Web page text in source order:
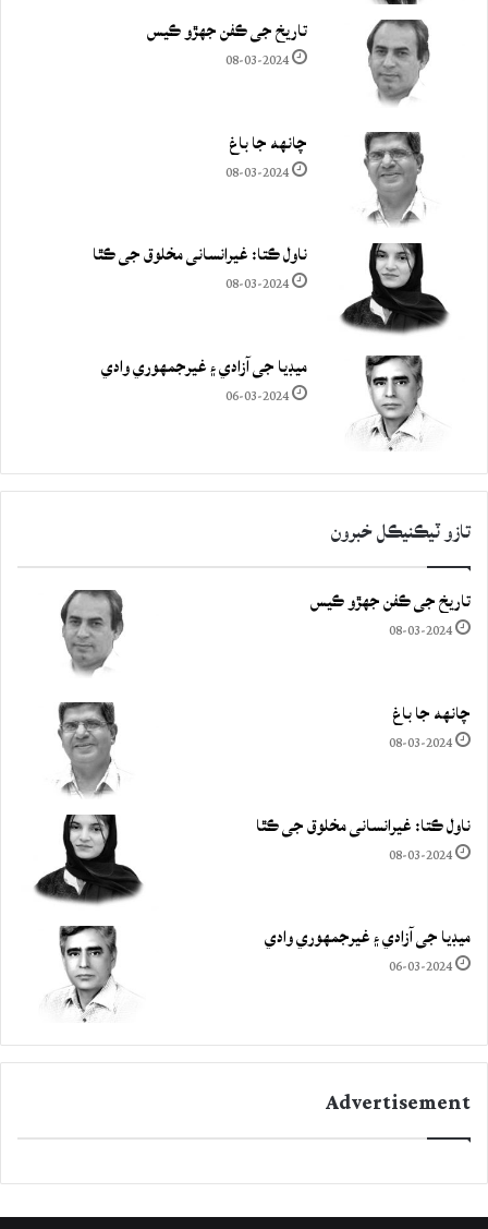
تاريخ جي ڪفن جھڙو ڪيس
08-03-2024
چانهه جا باغ
08-03-2024
ناول ڪتا: غيرانساني مخلوق جي ڪٿا
08-03-2024
ميڊيا جي آزادي ۽ غيرجمھوري وادي
06-03-2024
تازو ٽيڪنيڪل خبرون
تاريخ جي ڪفن جھڙو ڪيس
08-03-2024
چانهه جا باغ
08-03-2024
ناول ڪتا: غيرانساني مخلوق جي ڪٿا
08-03-2024
ميڊيا جي آزادي ۽ غيرجمھوري وادي
06-03-2024
Advertisement